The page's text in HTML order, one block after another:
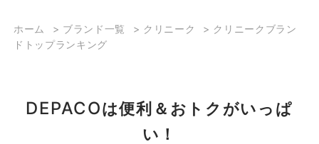
ホーム > ブランド一覧 > クリニーク > クリニークブラン
ドトップランキング
DEPACOは便利＆おトクがいっぱ
い！